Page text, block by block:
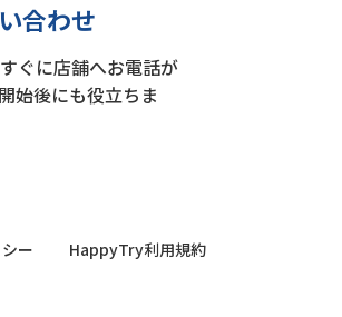
合わせ
ぐに店舗へお電話が
始後にも役立ちま
ー
HappyTry利用規約